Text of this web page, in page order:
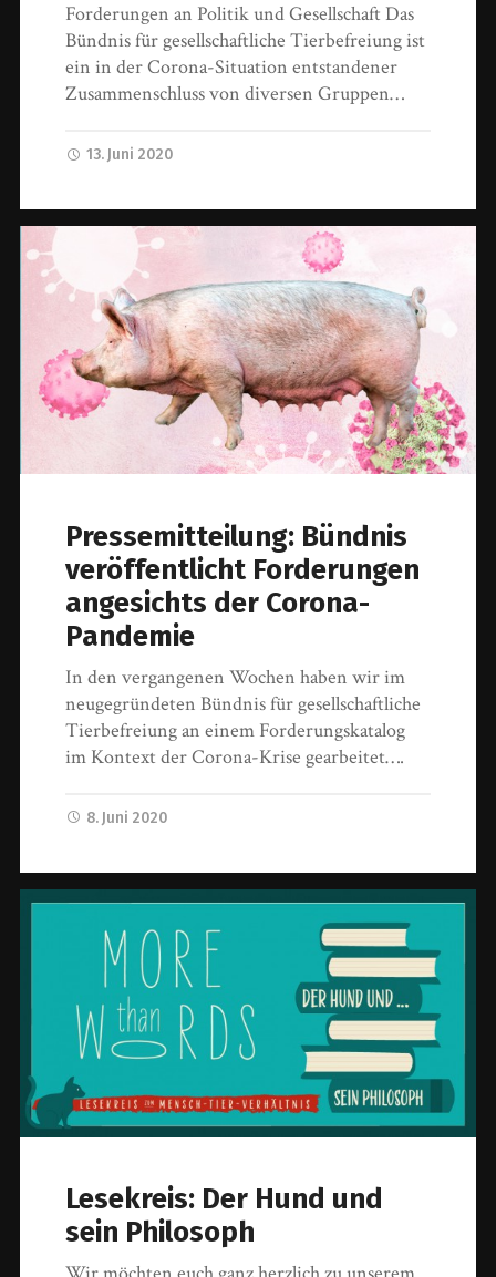
Forderungen an Politik und Gesellschaft Das
Bündnis für gesellschaftliche Tierbefreiung ist
ein in der Corona-Situation entstandener
Zusammenschluss von diversen Gruppen…
13. Juni 2020
Pressemitteilung: Bündnis
veröffentlicht Forderungen
angesichts der Corona-
Pandemie
In den vergangenen Wochen haben wir im
neugegründeten Bündnis für gesellschaftliche
Tierbefreiung an einem Forderungskatalog
im Kontext der Corona-Krise gearbeitet….
8. Juni 2020
Lesekreis: Der Hund und
sein Philosoph